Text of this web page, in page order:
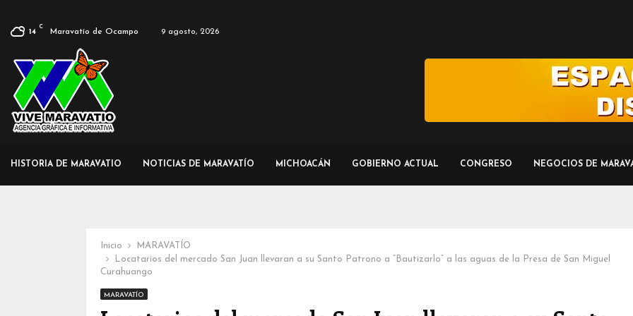
14
C
Maravatío de Ocampo 9 agosto, 2026
HISTORIA DE MARAVATIO NOTICIAS DE MARAVATÍO MICHOACÁN GOBIERNO ACTUAL CONGRESO NEGOCIOS DE
Inicio
MARAVATÍO
Locatarios del mercado San Juan llevaran a su Santo Patrono a “Bautizarlo” a las aguas de la Presa de San Miguel
Curahuango
MARAVATÍO